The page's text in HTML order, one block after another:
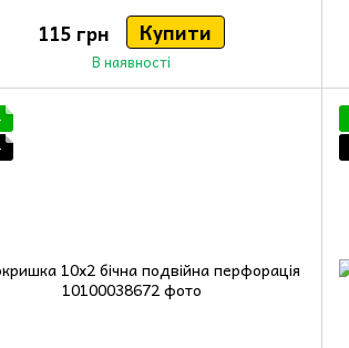
115 грн Купити
В наявності